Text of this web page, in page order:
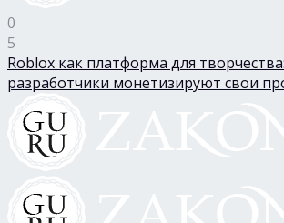
0
5
Roblox как платформа для
разработчики монетизируют свои